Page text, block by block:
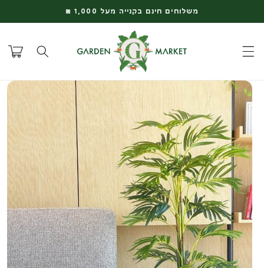
לתוכן
משלוחים חינם בקנייה מעל 1,000 ₪
עגלת
קניות
דלג
למידע
על
המוצר